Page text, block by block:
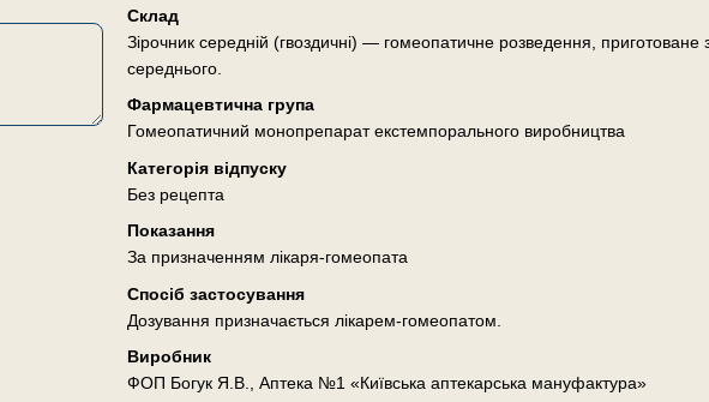
Склад
Зірочник середній (гвоздичні) — гомеопатичне розведення, приготоване
середнього.
Фармацевтична група
Гомеопатичний монопрепарат екстемпорального виробництва
Категорія відпуску
Без рецепта
Показання
За призначенням лікаря-гомеопата
Спосіб застосування
Дозування призначається лікарем-гомеопатом.
Виробник
ФОП Богук Я.В., Аптека №1 «Київська аптекарська мануфактура»